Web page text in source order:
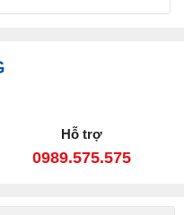
Hỗ trợ
0989.575.575